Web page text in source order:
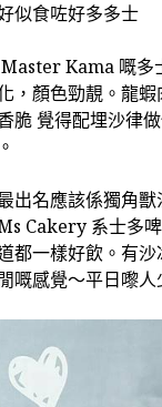
似食咗好多多士
Kama 嘅多
，顏色勁靚。龍
脆 覺得配埋沙律
出名應該係獨角
Cakery 系士多
都一樣好飲。有
嘅感覺～平日嚟